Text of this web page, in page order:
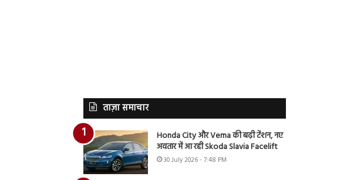
ताज़ा समाचार
Honda City और Verna की बढ़ी टेंशन, नए
अवतार में आ रही Skoda Slavia Facelift
30 July 2026 - 7:48 PM